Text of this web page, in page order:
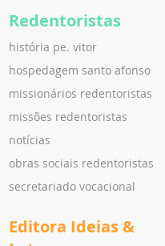
Redentoristas
história pe. vitor
hospedagem santo afonso
missionários redentoristas
missões redentoristas
notícias
obras sociais redentoristas
secretariado vocacional
Editora Ideias &